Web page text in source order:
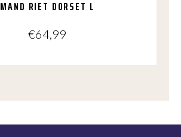
MAND RIET DORSET L
€64,99